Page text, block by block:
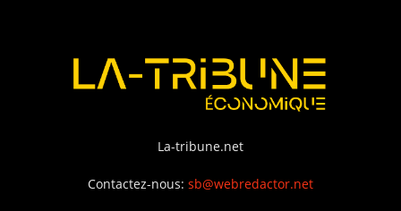
La-tribune.net
Contactez-nous: sb@webredactor.net